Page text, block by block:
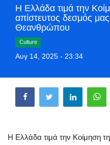
Sustainability
Health
In Pictures
Aegean Islands
Σεβασμιώτατος Δωρόθεος
Η Ελλάδα τιμά την
απίστευτος δεσμός
Θεανθρώπου
Culture
Αυγ 14, 2025 - 23:34
Η Ελλάδα τιμά την Κοίμηση